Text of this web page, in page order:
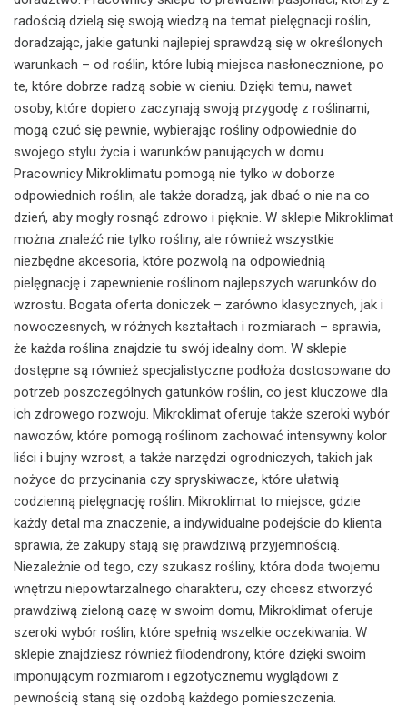
radością dzielą się swoją wiedzą na temat pielęgnacji roślin,
doradzając, jakie gatunki najlepiej sprawdzą się w określonych
warunkach – od roślin, które lubią miejsca nasłonecznione, po
te, które dobrze radzą sobie w cieniu. Dzięki temu, nawet
osoby, które dopiero zaczynają swoją przygodę z roślinami,
mogą czuć się pewnie, wybierając rośliny odpowiednie do
swojego stylu życia i warunków panujących w domu.
Pracownicy Mikroklimatu pomogą nie tylko w doborze
odpowiednich roślin, ale także doradzą, jak dbać o nie na co
dzień, aby mogły rosnąć zdrowo i pięknie. W sklepie Mikroklimat
można znaleźć nie tylko rośliny, ale również wszystkie
niezbędne akcesoria, które pozwolą na odpowiednią
pielęgnację i zapewnienie roślinom najlepszych warunków do
wzrostu. Bogata oferta doniczek – zarówno klasycznych, jak i
nowoczesnych, w różnych kształtach i rozmiarach – sprawia,
że każda roślina znajdzie tu swój idealny dom. W sklepie
dostępne są również specjalistyczne podłoża dostosowane do
potrzeb poszczególnych gatunków roślin, co jest kluczowe dla
ich zdrowego rozwoju. Mikroklimat oferuje także szeroki wybór
nawozów, które pomogą roślinom zachować intensywny kolor
liści i bujny wzrost, a także narzędzi ogrodniczych, takich jak
nożyce do przycinania czy spryskiwacze, które ułatwią
codzienną pielęgnację roślin. Mikroklimat to miejsce, gdzie
każdy detal ma znaczenie, a indywidualne podejście do klienta
sprawia, że zakupy stają się prawdziwą przyjemnością.
Niezależnie od tego, czy szukasz rośliny, która doda twojemu
wnętrzu niepowtarzalnego charakteru, czy chcesz stworzyć
prawdziwą zieloną oazę w swoim domu, Mikroklimat oferuje
szeroki wybór roślin, które spełnią wszelkie oczekiwania. W
sklepie znajdziesz również filodendrony, które dzięki swoim
imponującym rozmiarom i egzotycznemu wyglądowi z
pewnością staną się ozdobą każdego pomieszczenia.